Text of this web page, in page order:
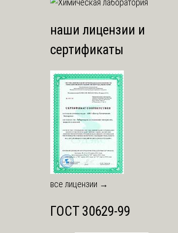
наши лицензии и
сертификаты
все лицензии →
ГОСТ 30629-99